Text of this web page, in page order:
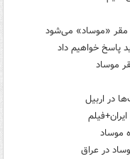
مقر «موساد» می‌شود
پاسخ خواهیم داد
موساد
در اربیل
موساد
در عراق